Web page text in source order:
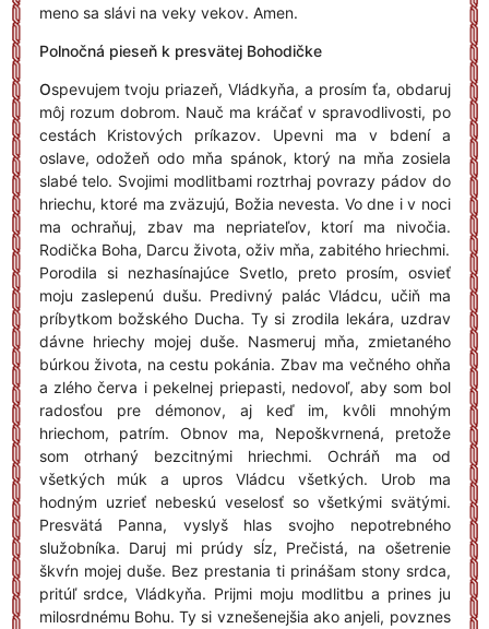
meno sa slávi na veky vekov. Amen.
Polnočná pieseň k presvätej Bohodičke
Ospevujem tvoju priazeň, Vládkyňa, a prosím ťa, obdaruj
môj rozum dobrom. Nauč ma kráčať v spravodlivosti, po
cestách Kristových príkazov. Upevni ma v bdení a
oslave, odožeň odo mňa spánok, ktorý na mňa zosiela
slabé telo. Svojimi modlitbami roztrhaj povrazy pádov do
hriechu, ktoré ma zväzujú, Božia nevesta. Vo dne i v noci
ma ochraňuj, zbav ma nepriateľov, ktorí ma nivočia.
Rodička Boha, Darcu života, oživ mňa, zabitého hriechmi.
Porodila si nezhasínajúce Svetlo, preto prosím, osvieť
moju zaslepenú dušu. Predivný palác Vládcu, učiň ma
príbytkom božského Ducha. Ty si zrodila lekára, uzdrav
dávne hriechy mojej duše. Nasmeruj mňa, zmietaného
búrkou života, na cestu pokánia. Zbav ma večného ohňa
a zlého červa i pekelnej priepasti, nedovoľ, aby som bol
radosťou pre démonov, aj keď im, kvôli mnohým
hriechom, patrím. Obnov ma, Nepoškvrnená, pretože
som otrhaný bezcitnými hriechmi. Ochráň ma od
všetkých múk a upros Vládcu všetkých. Urob ma
hodným uzrieť nebeskú veselosť so všetkými svätými.
Presvätá Panna, vyslyš hlas svojho nepotrebného
služobníka. Daruj mi prúdy sĺz, Prečistá, na ošetrenie
škvŕn mojej duše. Bez prestania ti prinášam stony srdca,
pritúľ srdce, Vládkyňa. Prijmi moju modlitbu a prines ju
milosrdnému Bohu. Ty si vznešenejšia ako anjeli, povznes